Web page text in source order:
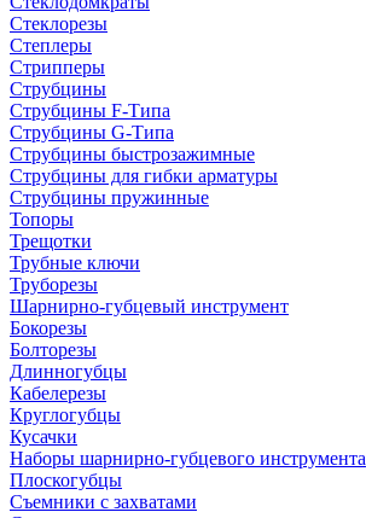
Стеклорезы
Степлеры
Стрипперы
Струбцины
Струбцины F-Типа
Струбцины G-Типа
Струбцины быстрозажимные
Струбцины для гибки арматуры
Струбцины пружинные
Топоры
Трещотки
Трубные ключи
Труборезы
Шарнирно-губцевый инструмент
Бокорезы
Болторезы
Длинногубцы
Кабелерезы
Круглогубцы
Кусачки
Наборы шарнирно-губцевого инструмента
Плоскогубцы
Съемники с захватами